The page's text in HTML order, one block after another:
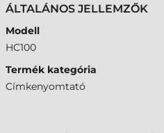
ÁLTALÁNOS JELLEMZŐK
Modell
HC100
Termék kategória
Címkenyomtató